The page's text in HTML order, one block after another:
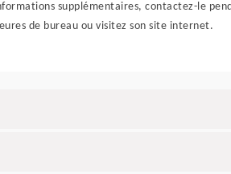
supplémentaires, contactez-le
de bureau ou visitez son site internet.